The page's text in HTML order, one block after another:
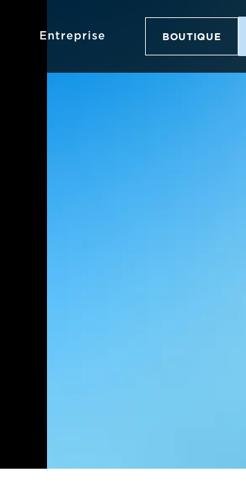
Entreprise BOUTIQUE